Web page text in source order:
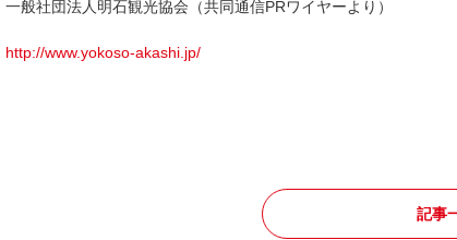
一般社団法人明石観光協会（共同通信PRワイヤーより）
http://www.yokoso-akashi.jp/
記事